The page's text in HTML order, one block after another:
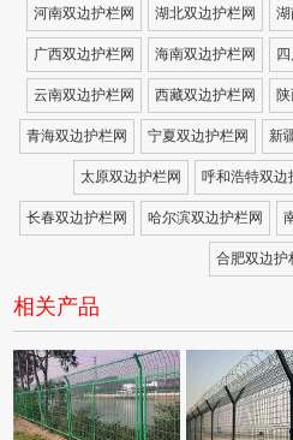
河南双边护栏网 湖北双边护栏网 湖
广西双边护栏网 海南双边护栏网
云南双边护栏网 西藏双边护栏网
青海双边护栏网 宁夏双边护栏网 新
太原双边护栏网 呼和浩特双边
长春双边护栏网 哈尔滨双边护栏网
合肥双边护
相关产品